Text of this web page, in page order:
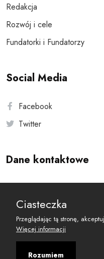
Redakcja
Rozwój i cele
Fundatorki i Fundatorzy
Social Media
Facebook
Twitter
Dane kontaktowe
reset@resetobywatelski.pl
Ciasteczka
Przeglądając tą stronę,
Więcej informacji
Rozumiem